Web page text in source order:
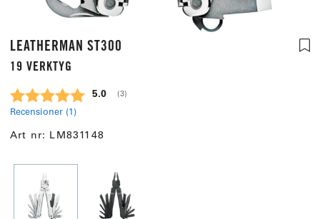
LEATHERMAN ST300
19 VERKTYG
Snittbetyg:
5.0 (röster:
3)
Recensioner (1 )
Art nr: LM831148